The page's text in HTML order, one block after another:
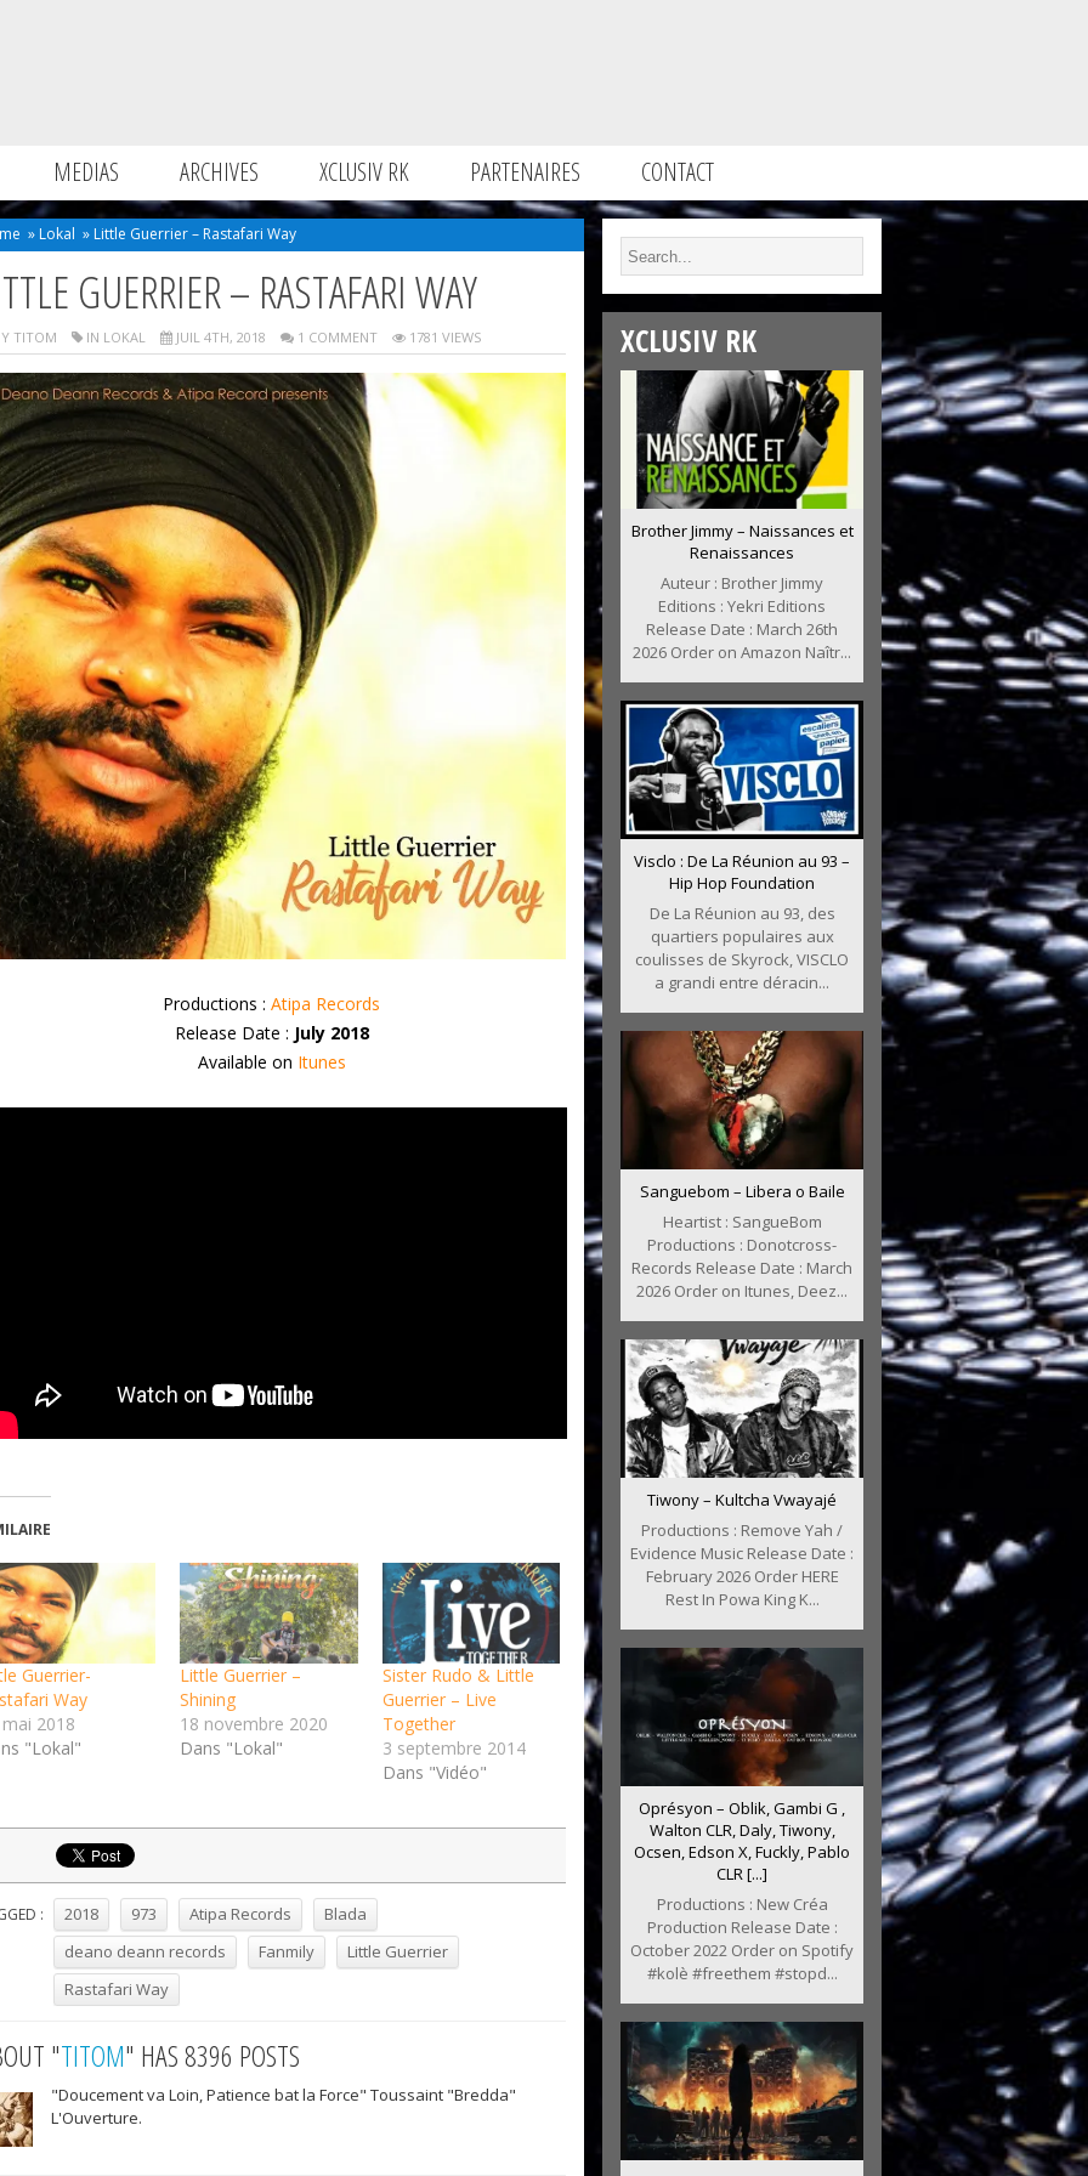
MEDIAS ARCHIVES XCLUSIV RK PARTENAIRES CONTACT
» Lokal » Little Guerrier – Rastafari Way
GUERRIER – RASTAFARI WAY
TITOM IN LOKAL JUIL 4TH, 2018 1 COMMENT 1781 VIEWS
Productions :Atipa Records
Release Date : July 2018
Available on Itunes
Guerrier-
Way
2018
"Lokal"
Little Guerrier –
Shining
18 novembre 2020
Dans "Lokal"
Sister Rudo & Little
Guerrier – Live
Together
3 septembre 2014
Dans "Vidéo"
: 2018 973 Atipa Records
Blada
deano deann records
Fanmily
Little Guerrier
Rastafari Way
"TITOM" HAS 8396 POSTS
"Doucement va Loin, Patience bat la Force" Toussaint "Bredda"
L'Ouverture.
XCLUSIV RK
Brother Jimmy – Naissances et
Renaissances
Auteur : Brother Jimmy
Editions : Yekri Editions
Release Date : March 26th
2026 Order on Amazon Naîtr...
Visclo : De La Réunion au 93 –
Hip Hop Foundation
De La Réunion au 93, des
quartiers populaires aux
coulisses de Skyrock, VISCLO
a grandi entre déracin...
Sanguebom – Libera o Baile
Heartist : SangueBom
Productions : Donotcross-
Records Release Date : March
2026 Order on Itunes, Deez...
Tiwony – Kultcha Vwayajé
Productions : Remove Yah /
Evidence Music Release Date :
February 2026 Order HERE
Rest In Powa King K...
Oprésyon – Oblik, Gambi G ,
Walton CLR, Daly, Tiwony,
Ocsen, Edson X, Fuckly, Pablo
CLR [...]
Productions : New Créa
Production Release Date :
October 2022 Order on Spotify
#kolè #freethem #stopd...